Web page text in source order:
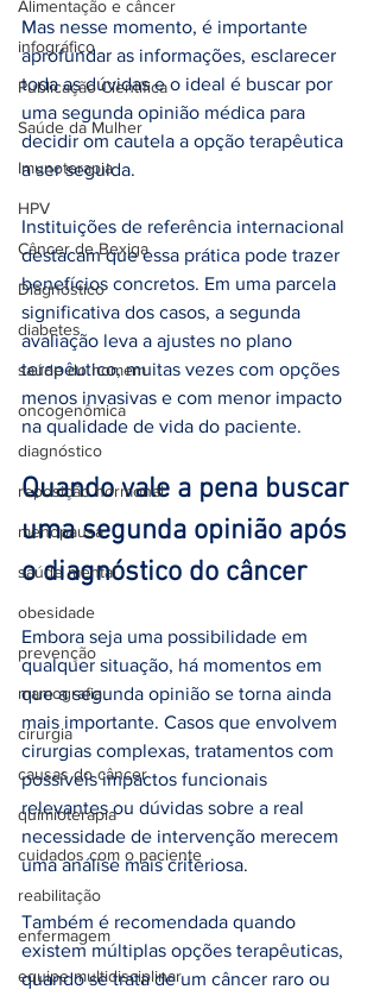
Alimentação e câncer
infográfico
Publicação Científica
Saúde da Mulher
Imunoterapia
HPV
Câncer de Bexiga
Diagnóstico
diabetes
saúde do homem
oncogenômica
diagnóstico
reposição hormonal
menopausa
saúde mental
obesidade
prevenção
mamografia
cirurgia
causas do câncer
quimioterapia
cuidados com o paciente
reabilitação
enfermagem
equipe multidisciplinar
Mas nesse momento, é importante
aprofundar as informações, esclarecer
toda as dúvidas e o ideal é buscar por
uma segunda opinião médica para
decidir om cautela a opção terapêutica
a ser seguida.
Instituições de referência internacional
destacam que essa prática pode trazer
benefícios concretos. Em uma parcela
significativa dos casos, a segunda
avaliação leva a ajustes no plano
terapêutico, muitas vezes com opções
menos invasivas e com menor impacto
na qualidade de vida do paciente.
Quando vale a pena buscar
uma segunda opinião após
o diagnóstico do câncer
Embora seja uma possibilidade em
qualquer situação, há momentos em
que a segunda opinião se torna ainda
mais importante. Casos que envolvem
cirurgias complexas, tratamentos com
possíveis impactos funcionais
relevantes ou dúvidas sobre a real
necessidade de intervenção merecem
uma análise mais criteriosa.
Também é recomendada quando
existem múltiplas opções terapêuticas,
quando se trata de um câncer raro ou